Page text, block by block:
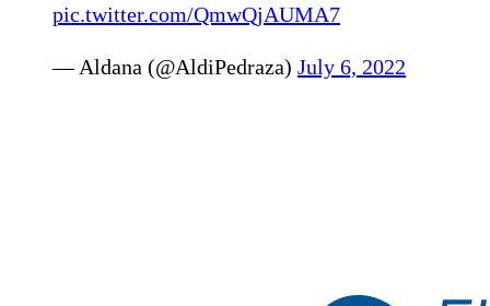
pic.twitter.com/QmwQjAUMA7
— Aldana (@AldiPedraza) July 6, 2022